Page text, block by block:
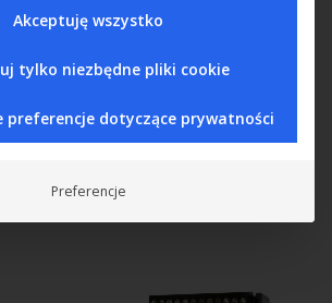
DC01
Akceptuję wszystko
tylko niezbędne pliki cookie
preferencje dotyczące prywatności
Preferencje